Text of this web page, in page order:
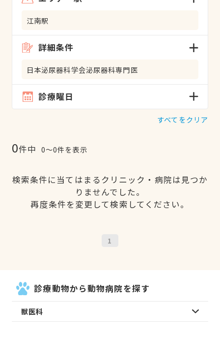
江南駅
詳細条件
日本泌尿器科学会泌尿器科専門医
診療曜日
すべてをクリア
0件中 0〜0件を表示
検索条件に当てはまるクリニック・病院は見つか
りませんでした。
再度条件を変更して検索してください。
1
診療動物から動物病院を探す
獣医科